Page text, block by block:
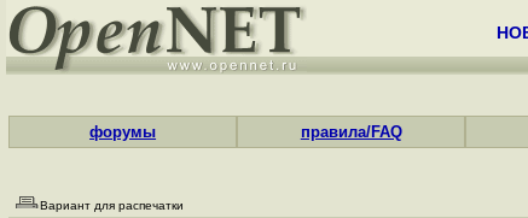
форумы правила/FAQ
Вариант для распечатки